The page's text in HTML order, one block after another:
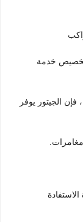
تخصيص خدمة
الجيتور يوفر
للأسرة الاستفادة